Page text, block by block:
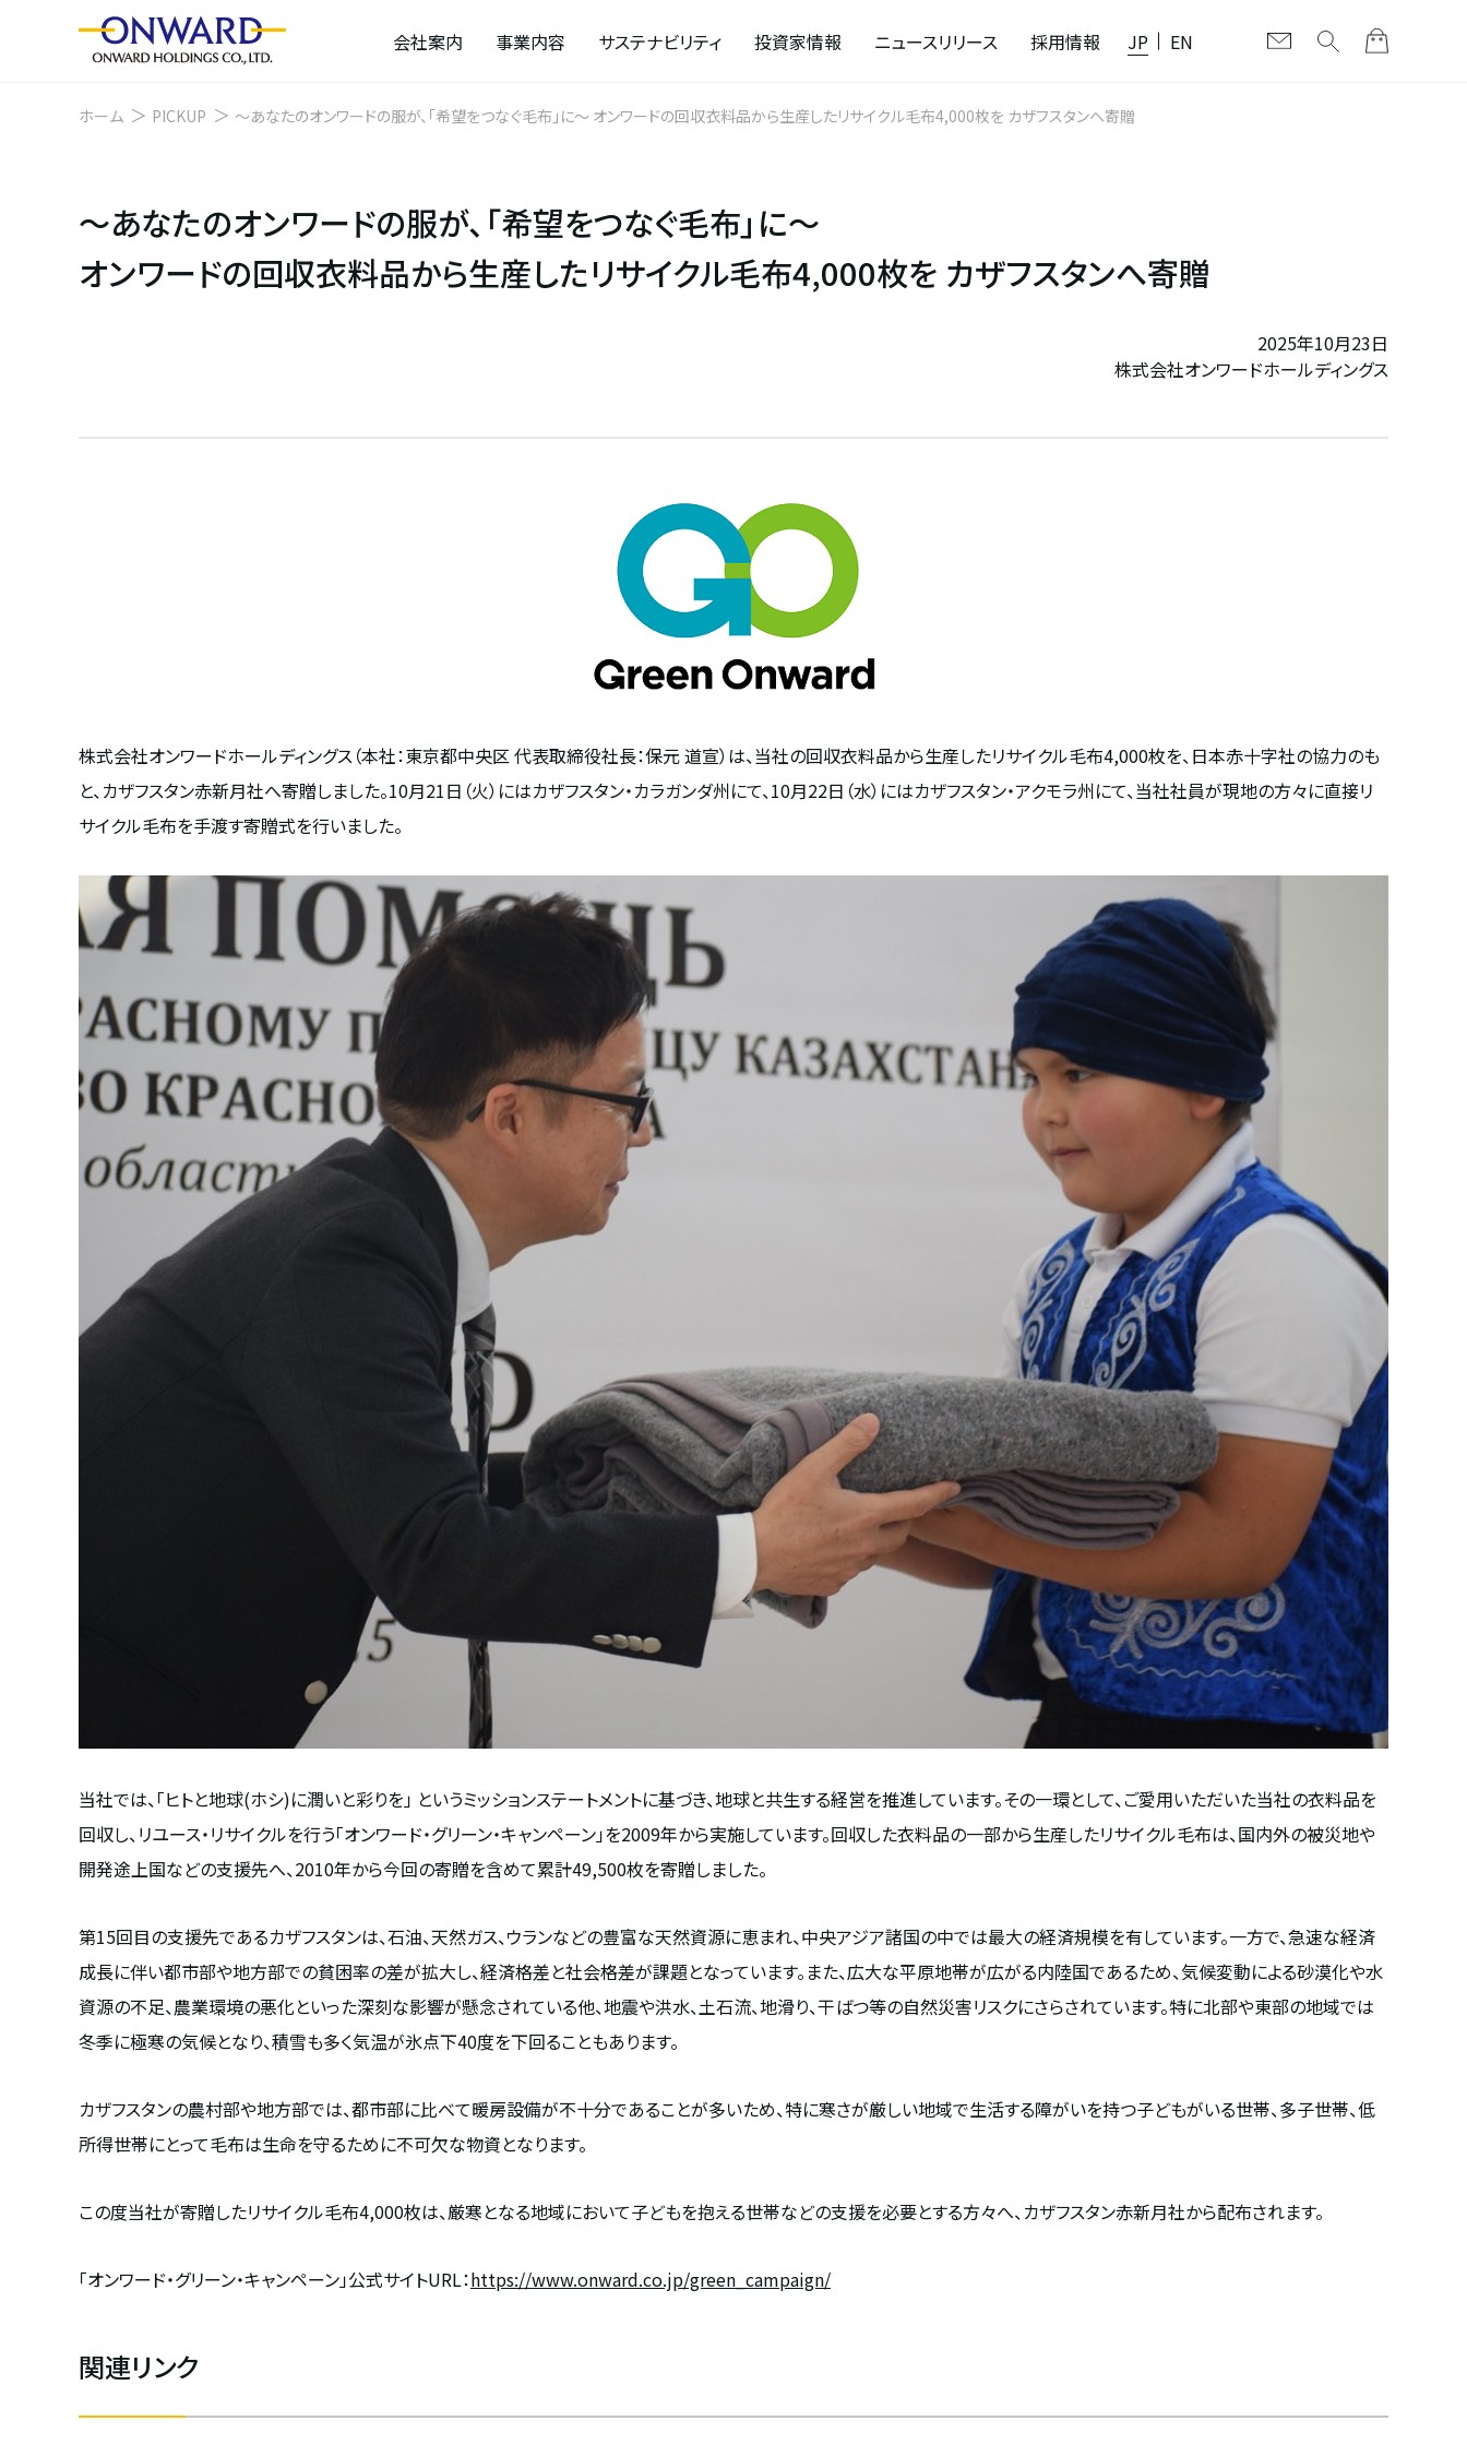
JP EN
会社案内 事業内容 サステナビリティ 投資家情報 ニュースリリース 採用情報
ホーム PICKUP ～あなたのオンワードの服が、「希望をつなぐ毛布」に～ オンワードの回収衣料品から生産したリサイクル毛布4,000枚を カザフスタンへ寄贈
～あなたのオンワードの服が、「希望をつなぐ毛布」に～
オンワードの回収衣料品から生産したリサイクル毛布4,000枚を カザフスタンへ寄贈
2025年10月23日
株式会社オンワードホールディングス
株式会社オンワードホールディングス（本社：東京都中央区 代表取締役社長：保元 道宣）は、当社の回収衣料品から生産したリサイクル毛布4,000枚を、日本赤十字社の協力のも
と、カザフスタン赤新月社へ寄贈しました。10月21日（火）にはカザフスタン・カラガンダ州にて、10月22日（水）にはカザフスタン・アクモラ州にて、当社社員が現地の方々に直接リ
サイクル毛布を手渡す寄贈式を行いました。
当社では、「ヒトと地球(ホシ)に潤いと彩りを」 というミッションステートメントに基づき、地球と共生する経営を推進しています。その一環として、ご愛用いただいた当社の衣料品を
回収し、リユース・リサイクルを行う「オンワード・グリーン・キャンペーン」を2009年から実施しています。回収した衣料品の一部から生産したリサイクル毛布は、国内外の被災地や
開発途上国などの支援先へ、2010年から今回の寄贈を含めて累計49,500枚を寄贈しました。
第15回目の支援先であるカザフスタンは、石油、天然ガス、ウランなどの豊富な天然資源に恵まれ、中央アジア諸国の中では最大の経済規模を有しています。一方で、急速な経済
成長に伴い都市部や地方部での貧困率の差が拡大し、経済格差と社会格差が課題となっています。また、広大な平原地帯が広がる内陸国であるため、気候変動による砂漠化や水
資源の不足、農業環境の悪化といった深刻な影響が懸念されている他、地震や洪水、土石流、地滑り、干ばつ等の自然災害リスクにさらされています。特に北部や東部の地域では
冬季に極寒の気候となり、積雪も多く気温が氷点下40度を下回ることもあります。
カザフスタンの農村部や地方部では、都市部に比べて暖房設備が不十分であることが多いため、特に寒さが厳しい地域で生活する障がいを持つ子どもがいる世帯、多子世帯、低
所得世帯にとって毛布は生命を守るために不可欠な物資となります。
この度当社が寄贈したリサイクル毛布4,000枚は、厳寒となる地域において子どもを抱える世帯などの支援を必要とする方々へ、カザフスタン赤新月社から配布されます。
「オンワード・グリーン・キャンペーン」公式サイトURL：https://www.onward.co.jp/green_campaign/
関連リンク